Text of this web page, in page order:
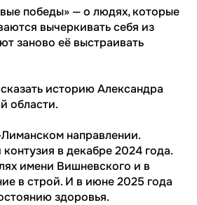
победы» — о людях, которые
вычеркивать себя из
заново её выстраивать
историю Александра
области.
направлении.
в декабре 2024 года.
имени Вишневского и в
в строй. И в июне 2025 года
здоровья.